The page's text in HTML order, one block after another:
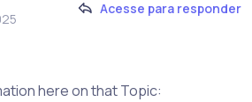
Acesse para responder
here on that Topic: